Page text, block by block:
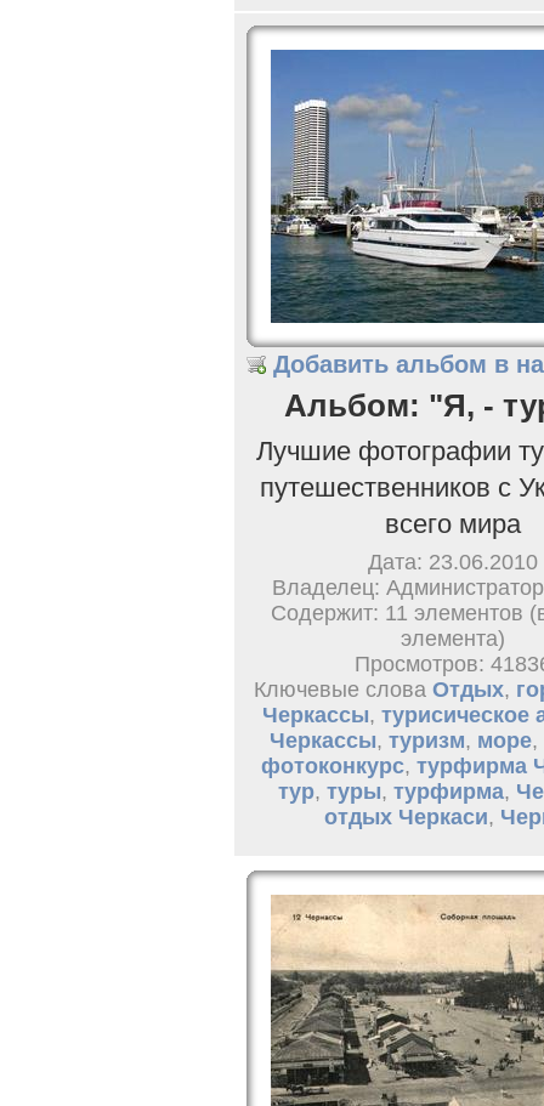
Добавить альбом в
Альбом: "Я, -
Лучшие фотографии
путешественников с
всего мира
Дата: 23.06.2010
Владелец:
Содержит: 11 элементов
элемента)
Просмотров:
Ключевые слова Отдых,
Черкассы, турисическое
Черкассы, туризм, море,
фотоконкурс, турфирма
тур, туры, турфирма,
отдых Черкаси,